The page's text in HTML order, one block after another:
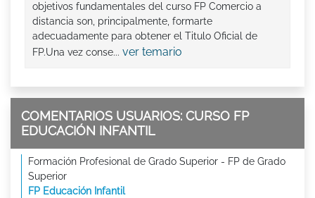
objetivos fundamentales del curso FP Comercio a
distancia son, principalmente, formarte
adecuadamente para obtener el Titulo Oficial de
FP.Una vez conse... ver temario
COMENTARIOS USUARIOS: CURSO FP
EDUCACIÓN INFANTIL
Formación Profesional de Grado Superior - FP de Grado
Superior
FP Educación Infantil